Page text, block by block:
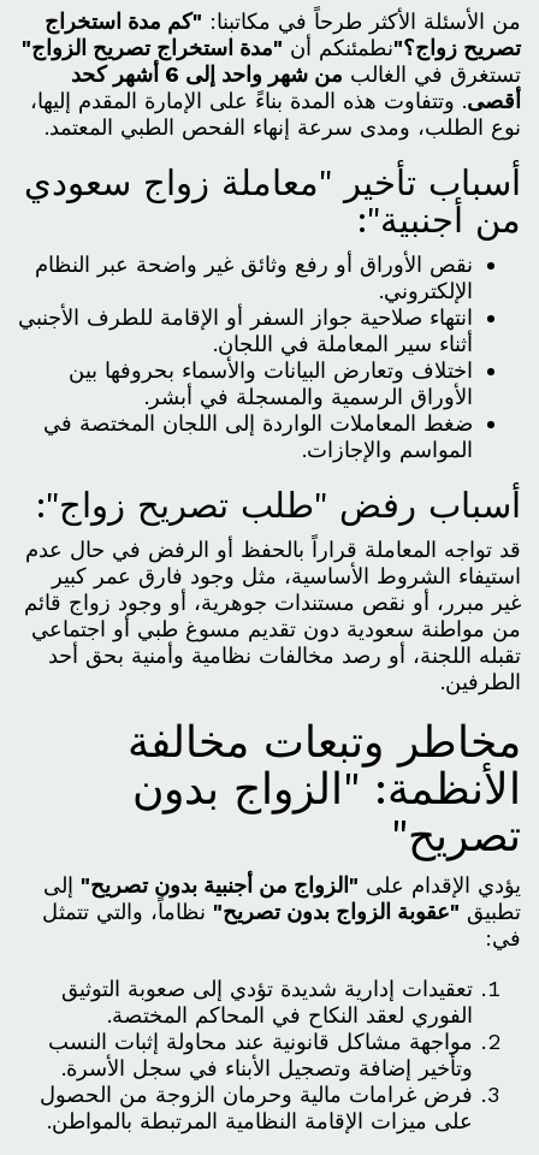
من الأسئلة الأكثر طرحاً في مكاتبنا: "كم مدة استخراج
تصريح زواج؟"نطمئنكم أن "مدة استخراج تصريح الزواج"
تستغرق في الغالب
من شهر واحد إلى 6 أشهر كحد
أقصى. وتتفاوت هذه المدة بناءً على الإمارة المقدم إليها،
نوع الطلب، ومدى سرعة إنهاء الفحص الطبي المعتمد.
أسباب تأخير "معاملة زواج سعودي
من أجنبية":
نقص الأوراق أو رفع وثائق غير واضحة عبر النظام
الإلكتروني.
انتهاء صلاحية جواز السفر أو الإقامة للطرف الأجنبي
أثناء سير المعاملة في اللجان.
اختلاف وتعارض البيانات والأسماء بحروفها بين
الأوراق الرسمية والمسجلة في أبشر.
ضغط المعاملات الواردة إلى اللجان المختصة في
المواسم والإجازات.
أسباب رفض "طلب تصريح زواج":
قد تواجه المعاملة قراراً بالحفظ أو الرفض في حال عدم
استيفاء الشروط الأساسية، مثل وجود فارق عمر كبير
غير مبرر، أو نقص مستندات جوهرية، أو وجود زواج قائم
من مواطنة سعودية دون تقديم مسوغ طبي أو اجتماعي
تقبله اللجنة، أو رصد مخالفات نظامية وأمنية بحق أحد
الطرفين.
مخاطر وتبعات مخالفة
الأنظمة: "الزواج بدون
تصريح"
يؤدي الإقدام على "الزواج من أجنبية بدون تصريح" إلى
تطبيق "عقوبة الزواج بدون تصريح" نظاماً، والتي تتمثل
في:
تعقيدات إدارية شديدة تؤدي إلى صعوبة التوثيق
الفوري لعقد النكاح في المحاكم المختصة.
مواجهة مشاكل قانونية عند محاولة إثبات النسب
وتأخير إضافة وتصجيل الأبناء في سجل الأسرة.
فرض غرامات مالية وحرمان الزوجة من الحصول
على ميزات الإقامة النظامية المرتبطة بالمواطن.